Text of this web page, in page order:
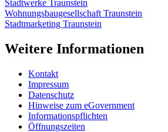
Stadtwerke Traunstein
Wohnungsbaugesellschaft Traunstein
Stadtmarketing Traunstein
Weitere Informationen
Kontakt
Impressum
Datenschutz
Hinweise zum eGovernment
Informationspflichten
Öffnungszeiten